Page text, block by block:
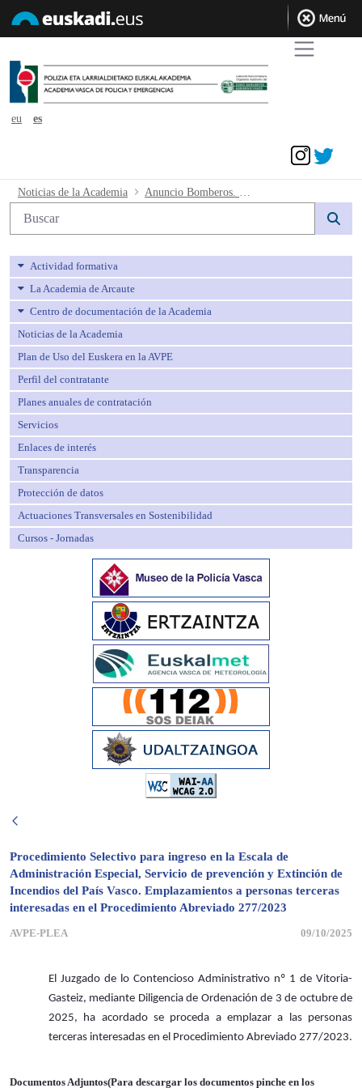
eu
es
Anuncio Bomberos. Emplazamientos
Noticias de la Academia
Búsqueda web
Actividad formativa
La Academia de Arcaute
Centro de documentación de la Academia
Noticias de la Academia
Plan de Uso del Euskera en la AVPE
Perfil del contratante
Planes anuales de contratación
Servicios
Enlaces de interés
Transparencia
Protección de datos
Actuaciones Transversales en Sostenibilidad
Cursos - Jornadas
Procedimiento Selectivo para ingreso en la Escala de
Administración Especial, Servicio de prevención y Extinción de
Incendios del País Vasco. Emplazamientos a personas terceras
interesadas en el Procedimiento Abreviado 277/2023
AVPE-PLEA 09/10/2025
El Juzgado de lo Contencioso Administrativo nº 1 de Vitoria-
Gasteiz, mediante Diligencia de Ordenación de 3 de octubre de
2025, ha acordado se proceda a emplazar a las personas
terceras interesadas en el Procedimiento Abreviado 277/2023.
Documentos Adjuntos(Para descargar los documentos pinche en los